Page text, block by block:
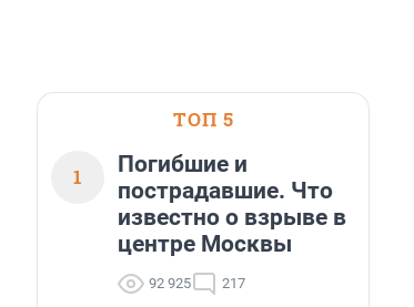
ТОП 5
1
Погибшие и
пострадавшие. Что
известно о взрыве в
центре Москвы
92 925 217